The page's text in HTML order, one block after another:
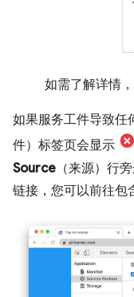
如需了解详情
如果服务工件导致任
件）标签页会显示
Source （来源）行
链接，您可以前往包